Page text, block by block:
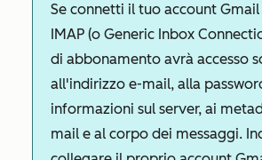
Se connetti il tuo account
IMAP (o Generic Inbox
di abbonamento avrà accesso
all'indirizzo e-mail, alla
informazioni sul server, ai
mail e al corpo dei messaggi.